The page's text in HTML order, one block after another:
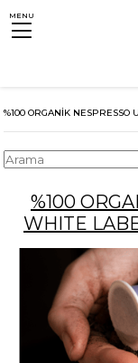
MENU
%100 ORGANİK
%100
WHITE